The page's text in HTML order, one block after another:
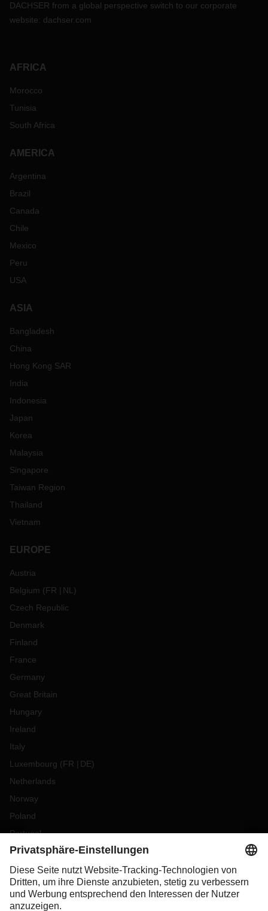
DACHSER from a global perspective switch to our corporate
website: dachser.com
AFRICA
Morocco
Tunisia
South Africa
AMERICA
Argentina
Brazil
Canada
Chile
Mexico
Peru
USA
ASIA
Bangladesh
China
Hong Kong SAR
India
Indonesia
Japan
Korea
Malaysia
Singapore
Taiwan Region
Thailand
Vietnam
EUROPE
Austria
Belgium (FR NL )
Czech Republic
Denmark
Finland
France
Germany
Great Britain
Hungary
Ireland
Italy
Luxembourg (FR DE)
Netherlands
Norway
Poland
Portugal
Romania
Slovakia
Spain
Sweden